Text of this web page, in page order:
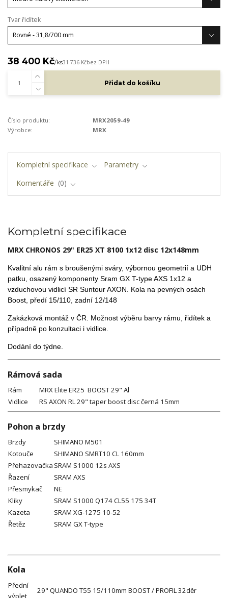
Tvar řidítek
38 400 Kč/ks31 736 Kčbez DPH
Přidat do košíku
Číslo produktu:
MRX2059-49
Výrobce:
MRX
Kompletní specifikace
Parametry
Komentáře
0
Kompletní specifikace
MRX CHRONOS 29" ER25 XT 8100 1x12 disc 12x148mm
Kvalitní alu rám s broušenými sváry, výbornou geometrií a UDH
patku, osazený komponenty Sram GX T-type AXS 1x12 a
vzduchovou vidlicí SR Suntour AXON. Kola na pevných osách
Boost, předí 15/110, zadní 12/148
Zakázková montáž v ČR. Možnost výběru barvy rámu, řidítek a
případně po konzultaci i vidlice.
Dodání do týdne.
Rámová sada
Rám
MRX Elite ER25 BOOST 29" Al
Vidlice
RS AXON RL 29" taper boost disc černá 15mm
Pohon a brzdy
Brzdy
SHIMANO M501
Kotouče
SHIMANO SMRT10 CL 160mm
Přehazovačka SRAM S1000 12s AXS
Řazení
SRAM AXS
Přesmykač
NE
Kliky
SRAM S1000 Q174 CL55 175 34T
Kazeta
SRAM XG-1275 10-52
Řetěz
SRAM GX T-type
Kola
Přední
výplet
29" QUANDO T55 15/110mm BOOST / PROFIL 32děr